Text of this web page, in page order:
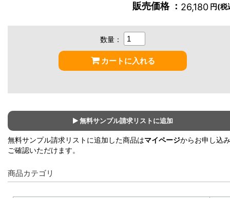
販売価格 ： 26,180 円(税
数量：
カートに入れる
無料サンプル請求リストに追加
無料サンプル請求リストに追加した商品はマイページからお申し込
ご確認いただけます。
商品カテゴリ